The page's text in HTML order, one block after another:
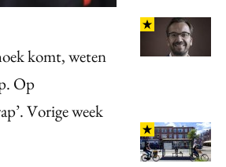
komt, weten
Op
Vorige week